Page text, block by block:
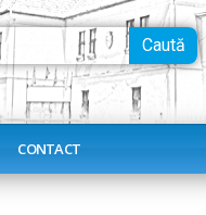
Caută
CONTACT